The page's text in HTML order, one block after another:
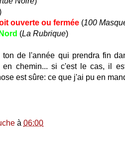
ouverte ou fermée (100
(La Rubrique)
de l'année qui prendra fin
en chemin... si c'est le cas, il
est sûre: ce que j'ai pu en
à 06:00